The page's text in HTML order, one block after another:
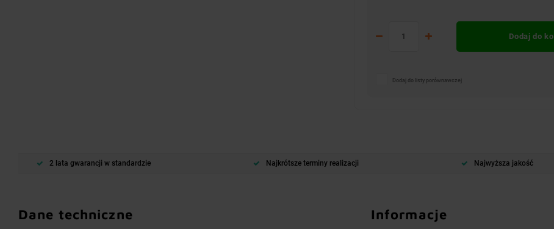
Dodaj do
Dodaj do listy porównawczej
2 lata gwarancji w standardzie Najkrótsze terminy realizacji Najwyższa jakość
Dane techniczne Informacje